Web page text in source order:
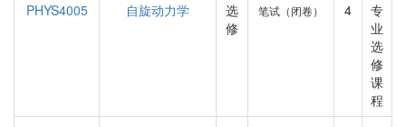
PHYS4005
自旋动力学
选
修
笔试（闭卷） 4
专
业
选
修
课
程